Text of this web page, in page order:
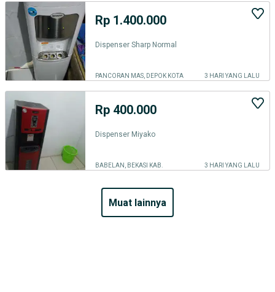
Rp 1.400.000
Dispenser Sharp Normal
PANCORAN MAS, DEPOK KOTA 3 HARI YANG LALU
Rp 400.000
Dispenser Miyako
BABELAN, BEKASI KAB. 3 HARI YANG LALU
muat lainnya